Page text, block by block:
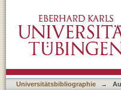
Universitätsbibliographie →